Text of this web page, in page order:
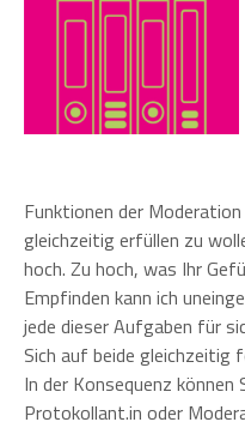
Funktionen der
gleichzeitig erfüllen zu
hoch. Zu hoch, was Ihr
Empfinden kann ich
jede dieser Aufgaben für
Sich auf beide gleichzeitig
In der Konsequenz
Protokollant.in oder